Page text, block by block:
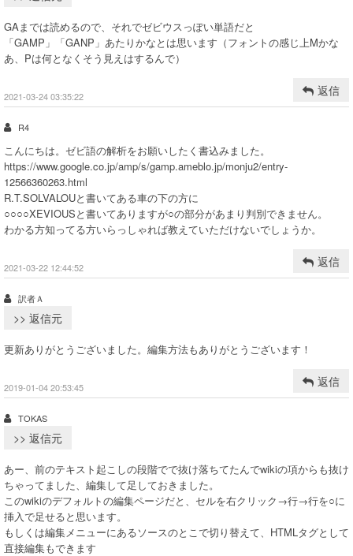
GAまでは読めるので、それでゼビウスっぽい単語だと
「GAMP」「GANP」あたりかなとは思います（フォントの感じ上Mかな
あ、Pは何となくそう見えはするんで）
返信
2021-03-24 03:35:22
R4
こんにちは。ゼビ語の解析をお願いしたく書込みました。
https://www.google.co.jp/amp/s/gamp.ameblo.jp/monju2/entry-
12566360263.html
R.T.SOLVALOUと書いてある車の下の方に
○○○○XEVIOUSと書いてありますが○の部分があまり判別できません。
わかる方知ってる方いらっしゃれば教えていただけないでしょうか。
返信
2021-03-22 12:44:52
訳者Ａ
>> 返信元
更新ありがとうございました。編集方法もありがとうございます！
返信
2019-01-04 20:53:45
TOKAS
>> 返信元
あー、前のテキスト起こしの段階でで抜け落ちてたんでwikiの項からも抜け
ちゃってました、編集して足しておきました。
このwikiのデフォルトの編集ページだと、セルを右クリック→行→行を○に
挿入で足せると思います。
もしくは編集メニューにあるソースのとこで切り替えて、HTMLタグとして
直接編集もできます